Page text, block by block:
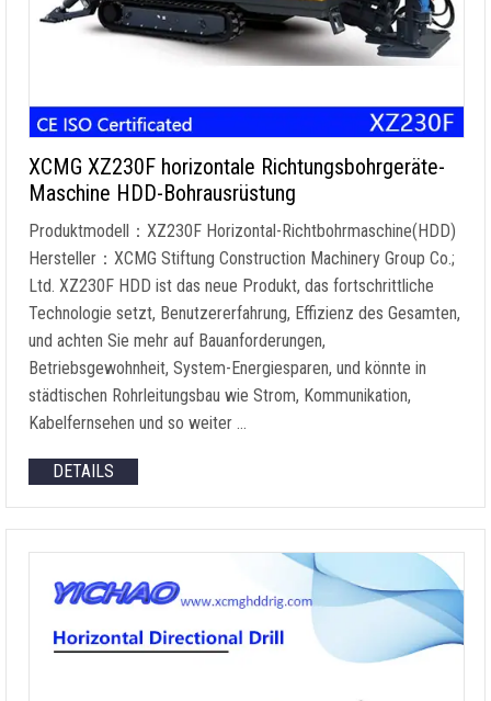
XCMG XZ230F horizontale Richtungsbohrgeräte-
Maschine HDD-Bohrausrüstung
Produktmodell：XZ230F Horizontal-Richtbohrmaschine(HDD)
Hersteller：XCMG Stiftung Construction Machinery Group Co.;
Ltd. XZ230F HDD ist das neue Produkt, das fortschrittliche
Technologie setzt, Benutzererfahrung, Effizienz des Gesamten,
und achten Sie mehr auf Bauanforderungen,
Betriebsgewohnheit, System-Energiesparen, und könnte in
städtischen Rohrleitungsbau wie Strom, Kommunikation,
Kabelfernsehen und so weiter …
DETAILS